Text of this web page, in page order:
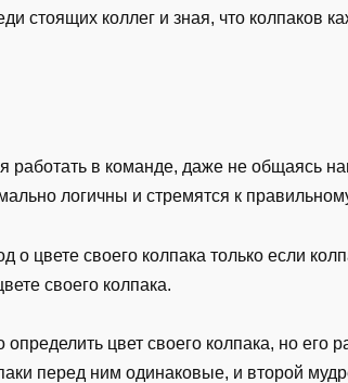
стоящих коллег и зная, что колпаков
работать в команде, даже не общаясь
логичны и стремятся к
цвете своего колпака только если
своего колпака.
цвет своего колпака, но его
перед ним одинаковые, и второй